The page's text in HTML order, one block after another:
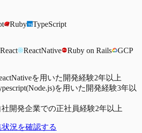
Ruby TypeScript
React ReactNative Ruby on Rails GCP
を用いた開発経験2年以上
を用いた開発経験3年以
社開発企業での正社員経験2年以上
状況を確認する